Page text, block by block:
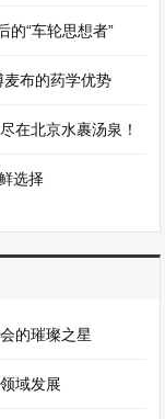
的“车轮思想者”
布的药学优势
在北京水裹汤泉！
选择
的璀璨之星
域发展